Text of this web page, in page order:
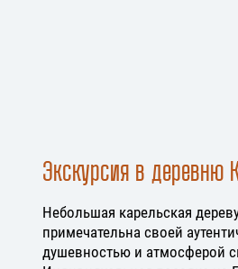
Экскурсия в деревню
Небольшая карельская
примечательна своей
душевностью и атмосферой